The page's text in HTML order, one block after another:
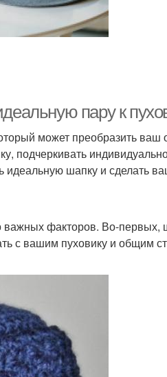
пару к
может преобразить ваш
подчеркивать
идеальную шапку и сделать
важных факторов. Во-первых,
с вашим пуховику и общим